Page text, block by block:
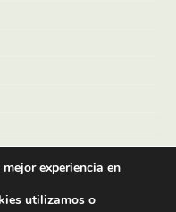
experiencia en
utilizamos o